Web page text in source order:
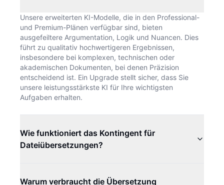
Unsere erweiterten KI-Modelle, die in den Professional-
und Premium-Plänen verfügbar sind, bieten
ausgefeiltere Argumentation, Logik und Nuancen. Dies
führt zu qualitativ hochwertigeren Ergebnissen,
insbesondere bei komplexen, technischen oder
akademischen Dokumenten, bei denen Präzision
entscheidend ist. Ein Upgrade stellt sicher, dass Sie
unsere leistungsstärkste KI für Ihre wichtigsten
Aufgaben erhalten.
Wie funktioniert das Kontingent für
Dateiübersetzungen?
Warum verbraucht die Übersetzung